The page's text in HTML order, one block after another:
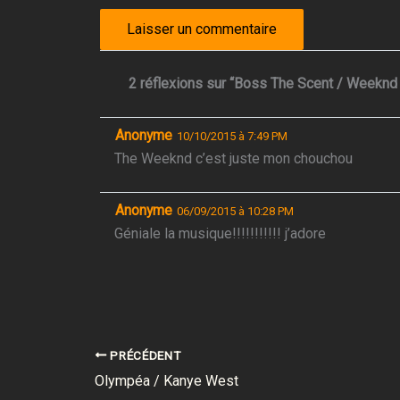
2 réflexions sur “Boss The Scent / Weeknd
Anonyme 10/10/2015 à 7:49 PM
The Weeknd c’est juste mon chouchou
Anonyme 06/09/2015 à 10:28 PM
Géniale la musique!!!!!!!!!!! j’adore
PRÉCÉDENT
Olympéa / Kanye West